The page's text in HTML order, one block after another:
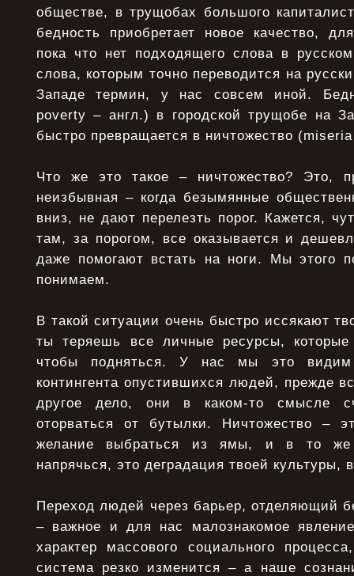
обществе, в трущобах большого
бедность приобретает новое качество,
пока что нет подходящего слова в
слова, которым точно переводится на
Западе термин, у нас совсем иной.
poverty – англ.) в городской трущобе на
быстро превращается в ничтожество
Что же это такое – ничтожество? Это,
неизбывная – когда безымянные
вниз, не дают перелезть порог. Кажется,
там, за порогом, все оказывается и
даже помогают встать на ноги. Мы этого
понимаем.
В такой ситуации очень быстро иссякают
ты теряешь все личные ресурсы,
чтобы подняться. У нас мы это
контингента опустившихся людей, прежде
другое дело, они в каком-то смысле
оторваться от бутылки. Ничтожество –
желание выбраться из ямы, и в то же
напрячься, это деградация твоей культуры,
Переход людей через барьер, отделяющий
– важное и для нас малознакомое
характер массового социального
система резко изменится – а наше